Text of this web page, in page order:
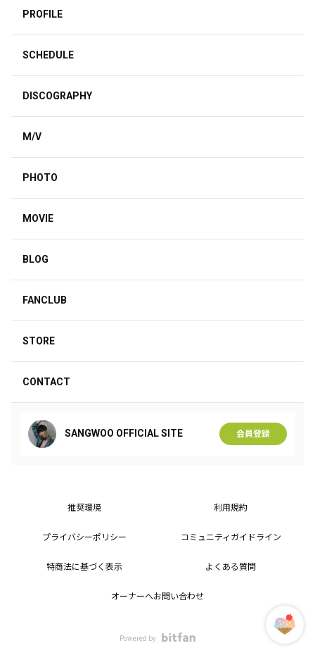
PROFILE
SCHEDULE
DISCOGRAPHY
M/V
PHOTO
MOVIE
BLOG
FANCLUB
STORE
CONTACT
SANGWOO OFFICIAL SITE 会員登録
推奨環境 利用規約
プライバシーポリシー コミュニティガイドライン
特商法に基づく表示 よくある質問
オーナーへお問い合わせ
Powered by